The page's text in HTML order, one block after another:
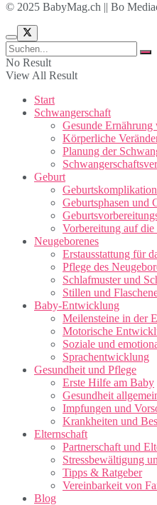
© 2025 BabyMag.ch || Bo
No Result
View All Result
Start
Schwangerschaft
Gesunde Ernährung
Körperliche
Planung der
Geburt
Geburtsphasen und
Vorbereitung auf die
Neugeborenes
Erstausstattung für
Pflege des
Schlafmuster und
Stillen und
Baby-Entwicklung
Meilensteine in der
Motorische
Soziale und
Sprachentwicklung
Gesundheit und Pflege
Erste Hilfe am Baby
Gesundheit
Impfungen und
Krankheiten und
Elternschaft
Partnerschaft und
Stressbewältigung
Tipps & Ratgeber
Vereinbarkeit von
Blog